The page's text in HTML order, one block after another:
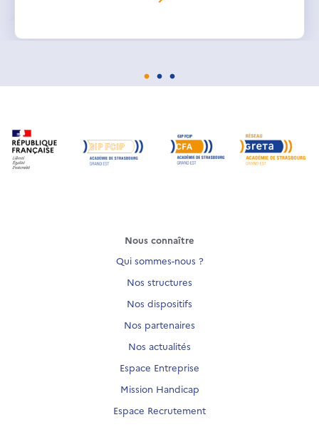
Nous connaître
Qui sommes-nous ?
Nos structures
Nos dispositifs
Nos partenaires
Nos actualités
Espace Entreprise
Mission Handicap
Espace Recrutement